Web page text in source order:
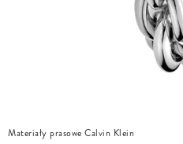
Materiały prasowe Calvin Klein